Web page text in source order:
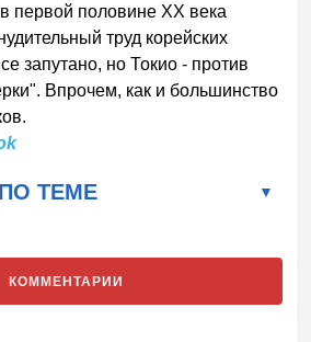
первой половине XX века
труд корейских
запутано, но Токио - против
Впрочем, как и большинство
ТЕМЕ
КОММЕНТАРИИ